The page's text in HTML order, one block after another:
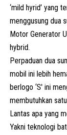
‘mild hyrid’ yang
menggusung dua
Motor Generator
hybrid.
Perpaduan dua
mobil ini lebih
berlogo ‘S' ini
membutuhkan
Lantas apa yang
Yakni teknologi